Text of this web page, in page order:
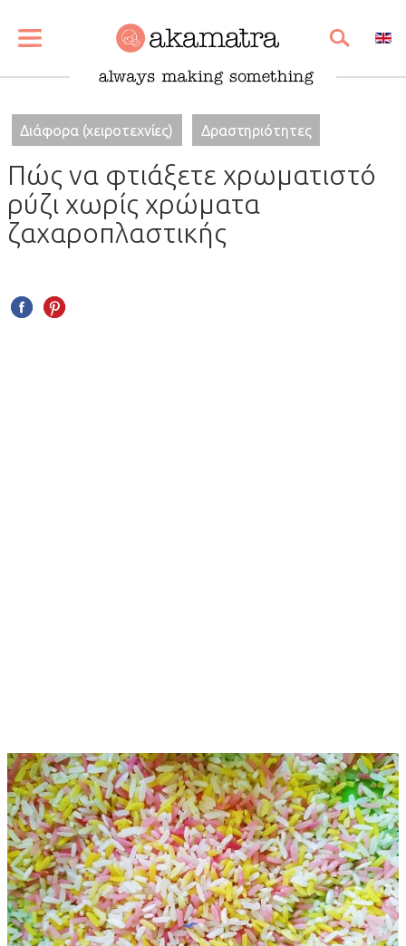
Διάφορα (χειροτεχνίες) Δραστηριότητες
Πώς να φτιάξετε χρωματιστό
ρύζι χωρίς χρώματα
ζαχαροπλαστικής